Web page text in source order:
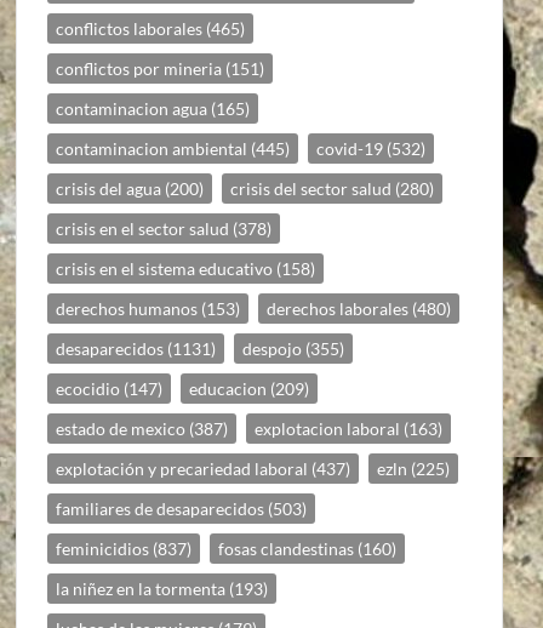
conflictos laborales (465)
conflictos por mineria (151)
contaminacion agua (165)
contaminacion ambiental (445) covid-19 (532)
crisis del agua (200) crisis del sector salud (280)
crisis en el sector salud (378)
crisis en el sistema educativo (158)
derechos humanos (153) derechos laborales (480)
desaparecidos (1131) despojo (355)
ecocidio (147) educacion (209)
estado de mexico (387) explotacion laboral (163)
explotación y precariedad laboral (437) ezln (225)
familiares de desaparecidos (503)
feminicidios (837) fosas clandestinas (160)
la niñez en la tormenta (193)